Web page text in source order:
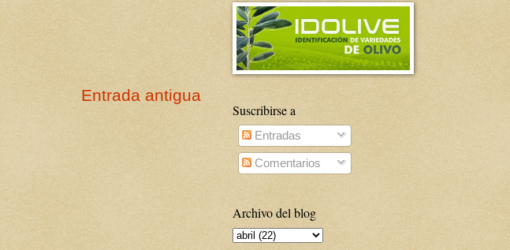
Entrada antigua
Suscribirse a
Entradas
Comentarios
Archivo del blog